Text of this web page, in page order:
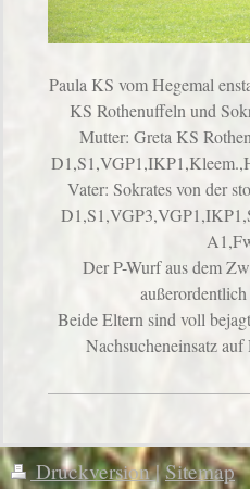
Paula KS vom Hegemal
KS Rothenuffeln und
Mutter: Greta KS
Vater: Sokrates von der
Der P-Wurf aus dem
Beide Eltern sind voll
Nachsucheneinsatz
Druckversion| Sitemap